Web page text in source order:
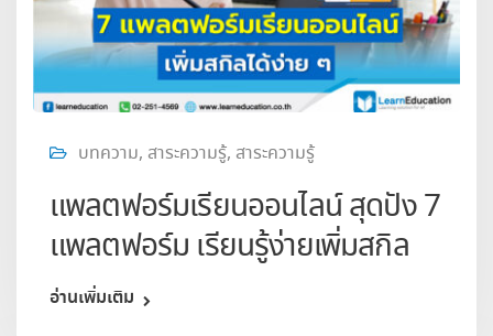
บทความ, สาระความรู้, สาระความรู้
แพลตฟอร์มเรียนออนไลน์ สุดปัง 7
แพลตฟอร์ม เรียนรู้ง่ายเพิ่มสกิล
อ่านเพิ่มเติม